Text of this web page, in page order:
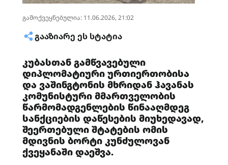
გამოქვეყნებულია: 11.06.2026, 21:02
ᲒᲐᲐᲖᲘᲐᲠᲔ ᲔᲡ ᲡᲢᲐᲢᲘᲐ
კუბასთან გამწვავებული
დიპლომატიური ურთიერთობისა
და ვაშინგტონის მხრიდან ჰავანას
კომუნისტური მმართველობის
წარმომადგენლების წინააღმდეგ
სანქციების დაწესების მიუხედავად,
შეერთებული შტატების ომის
მდივნის ბორტი კუნძულოვან
ქვეყანაში დაეშვა.